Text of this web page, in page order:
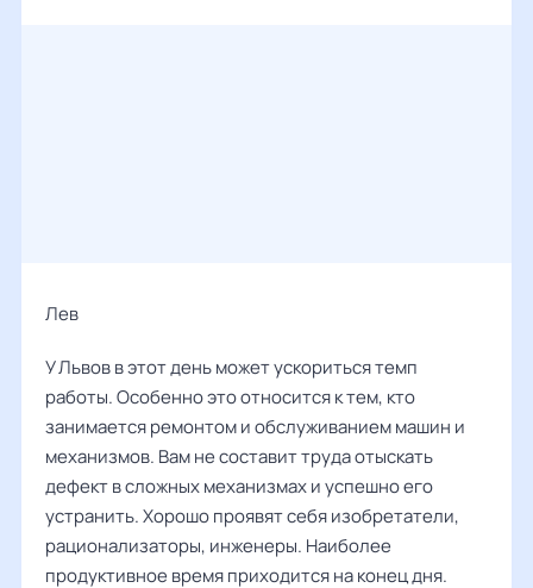
Лев ‌‌
У Львов в этот день может ускориться темп
работы. Особенно это относится к тем, кто
занимается ремонтом и обслуживанием машин и
механизмов. Вам не составит труда отыскать
дефект в сложных механизмах и успешно его
устранить. Хорошо проявят себя изобретатели,
рационализаторы, инженеры. Наиболее
продуктивное время приходится на конец дня.